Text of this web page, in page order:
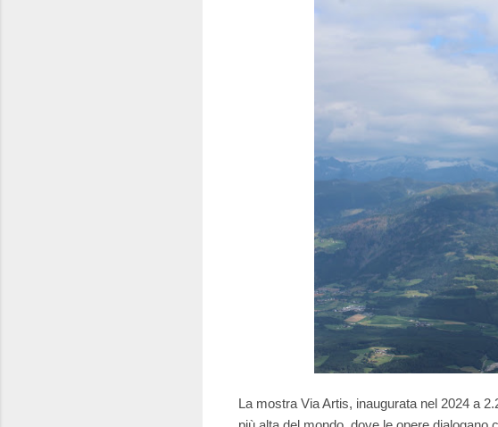
La mostra Via Artis, inaugurata nel 2024 a